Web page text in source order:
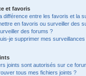
et favoris
différence entre les favoris et la
en favoris ou surveiller des
des forums ?
je supprimer mes
joints sont autorisés sur ce
tous mes fichiers joints ?